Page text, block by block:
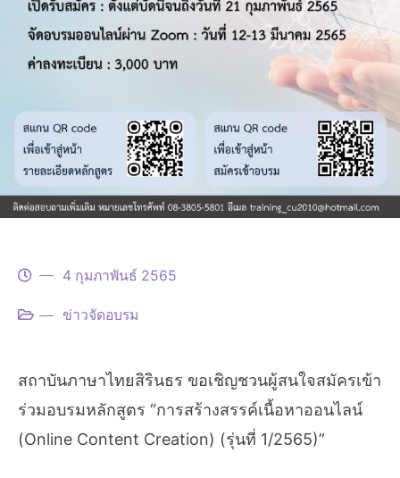
4 กุมภาพันธ์ 2565
ข่าวจัดอบรม
สถาบันภาษาไทยสิรินธร ขอเชิญชวนผู้สนใจสมัครเข้า
ร่วมอบรมหลักสูตร “การสร้างสรรค์เนื้อหาออนไลน์
(Online Content Creation) (รุ่นที่ 1/2565)”